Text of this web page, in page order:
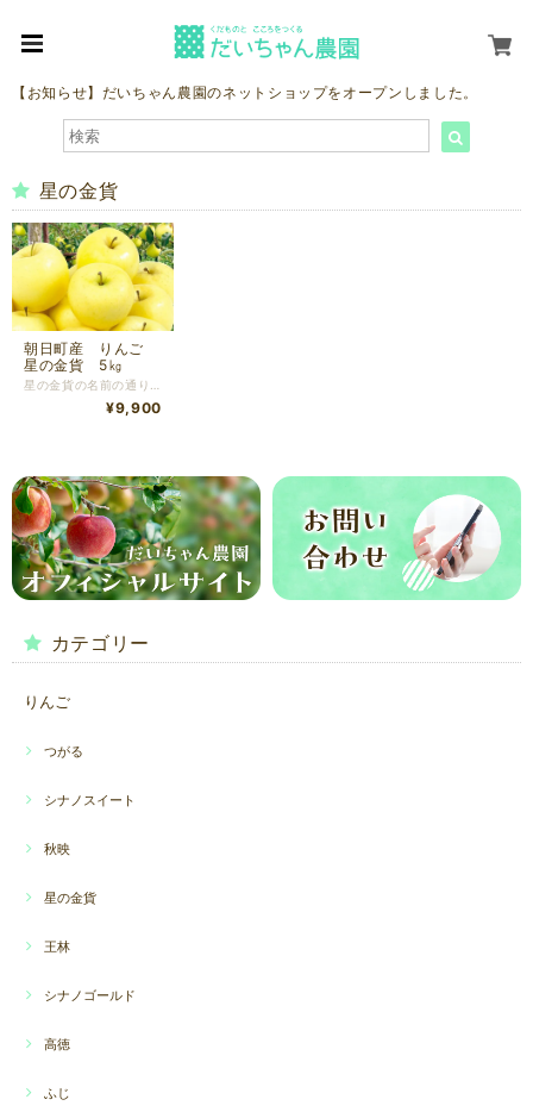
【お知らせ】だいちゃん農園のネットショップをオープンしました。
星の金貨
朝日町産 りんご
星の金貨 5㎏
¥9,900
カテゴリー
りんご
つがる
シナノスイート
秋映
星の金貨
王林
シナノゴールド
高徳
ふじ